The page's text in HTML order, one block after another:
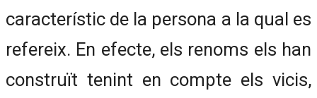
característic de la persona a la qual es
refereix. En efecte, els renoms els han
construït tenint en compte els vicis,